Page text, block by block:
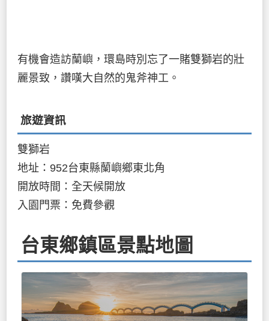
有機會造訪蘭嶼，環島時別忘了一賭雙獅岩的壯
麗景致，讚嘆大自然的鬼斧神工。
旅遊資訊
雙獅岩
地址：952台東縣蘭嶼鄉東北角
開放時間：全天候開放
入園門票：免費參觀
台東鄉鎮區景點地圖